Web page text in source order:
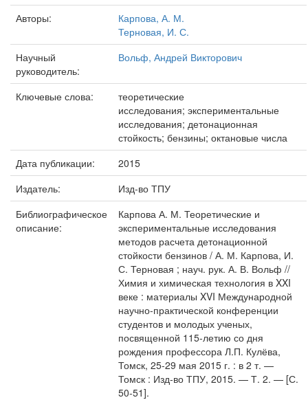
Авторы:
Карпова, А. М.
Терновая, И. С.
Научный
руководитель:
Вольф, Андрей Викторович
Ключевые слова:
теоретические
исследования; экспериментальные
исследования; детонационная
стойкость; бензины; октановые числа
Дата публикации:
2015
Издатель:
Изд-во ТПУ
Библиографическое
описание:
Карпова А. М. Теоретические и
экспериментальные исследования
методов расчета детонационной
стойкости бензинов / А. М. Карпова, И.
С. Терновая ; науч. рук. А. В. Вольф //
Химия и химическая технология в XXI
веке : материалы XVI Международной
научно-практической конференции
студентов и молодых ученых,
посвященной 115-летию со дня
рождения профессора Л.П. Кулёва,
Томск, 25-29 мая 2015 г. : в 2 т. —
Томск : Изд-во ТПУ, 2015. — Т. 2. — [С.
50-51].